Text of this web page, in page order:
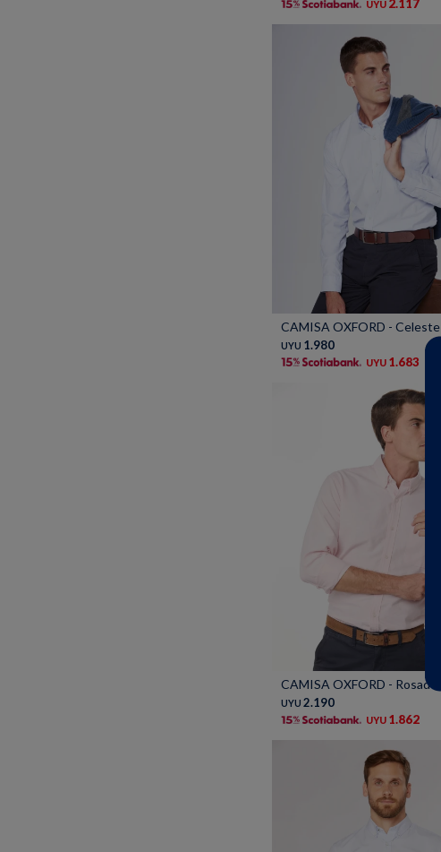
UYU 2.117
CAMISA OXFORD - Celeste
UYU 1.980
UYU 1.683
CAMISA OXFORD - Rosado
UYU 2.190
UYU 1.862